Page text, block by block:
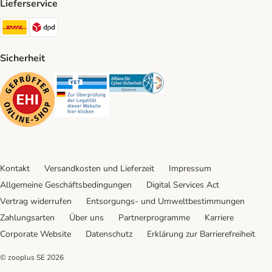
Lieferservice
DHL Shipping Method
Sicherheit
Security Security Security
Kontakt Versandkosten und Lieferzeit
Impressum
Allgemeine Geschäftsbedingungen
Digital Services Act
Vertrag widerrufen
Entsorgungs- und Umweltbestimmungen
Zahlungsarten
Über uns Partnerprogramme
Karriere
Corporate Website
Datenschutz Erklärung zur Barrierefreiheit
© zooplus SE 2026